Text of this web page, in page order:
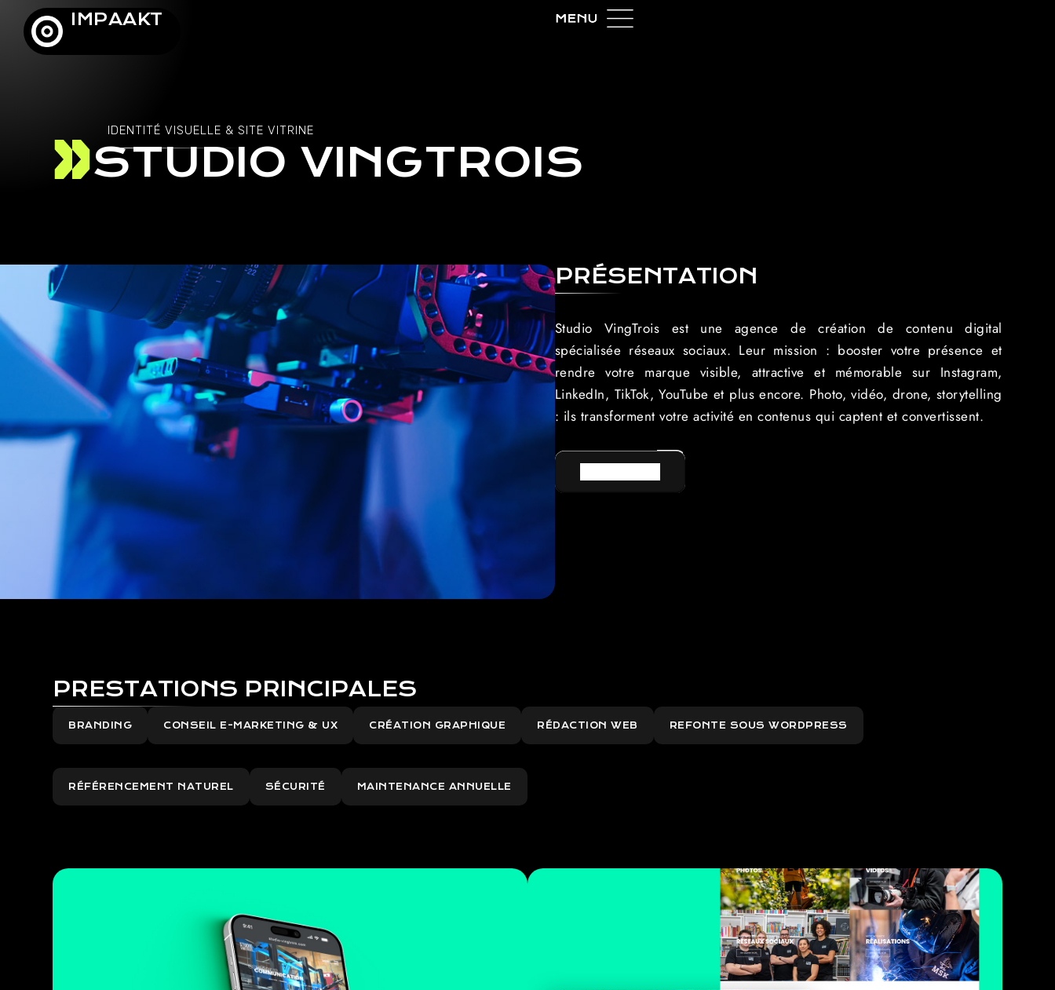
IMPAAKT
IDENTITÉ VISUELLE & SITE VITRINE
STUDIO VINGTROIS
PRÉSENTATION
Studio VingTrois est une agence de création de contenu digital
spécialisée réseaux sociaux. Leur mission : booster votre présence et
rendre votre marque visible, attractive et mémorable sur Instagram,
LinkedIn, TikTok, YouTube et plus encore. Photo, vidéo, drone, storytelling
: ils transforment votre activité en contenus qui captent et convertissent.
PRESTATIONS PRINCIPALES
BRANDING CONSEIL E-MARKETING & UX CRÉATION GRAPHIQUE RÉDACTION WEB REFONTE SOUS WORDPRESS
RÉFÉRENCEMENT NATUREL SÉCURITÉ MAINTENANCE ANNUELLE